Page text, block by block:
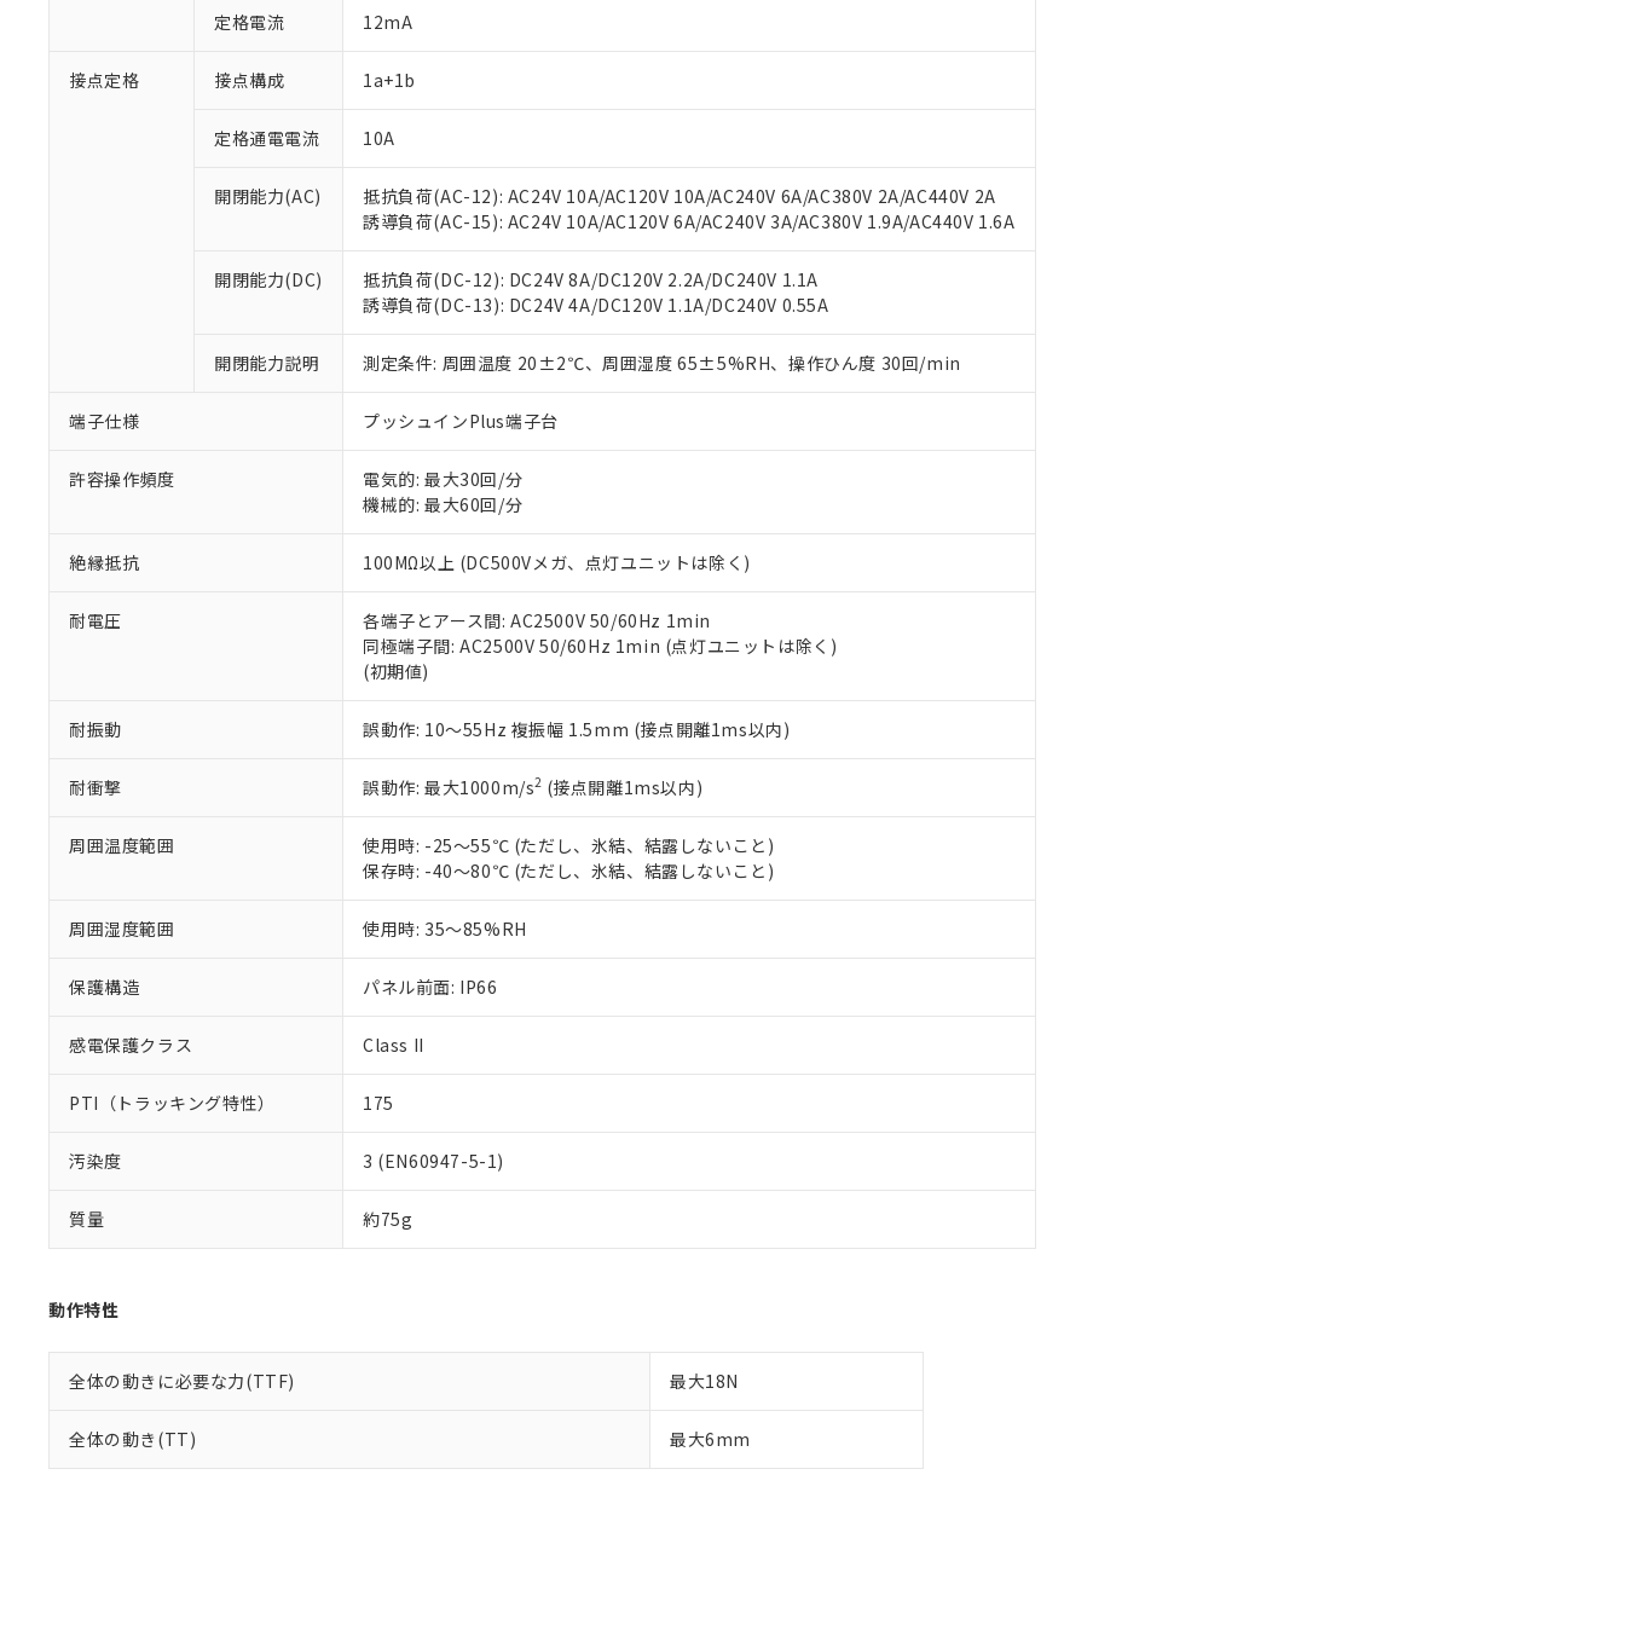
定格電流 12mA
接点定格 接点構成 1a+1b
定格通電電流 10A
開閉能力(AC)
抵抗負荷(AC-12): AC24V 10A/AC120V 10A/AC240V 6A/AC380V 2A/AC440V 2A
誘導負荷(AC-15): AC24V 10A/AC120V 6A/AC240V 3A/AC380V 1.9A/AC440V 1.6A
開閉能力(DC)
抵抗負荷(DC-12): DC24V 8A/DC120V 2.2A/DC240V 1.1A
誘導負荷(DC-13): DC24V 4A/DC120V 1.1A/DC240V 0.55A
開閉能力説明 測定条件: 周囲温度 20±2℃、周囲湿度 65±5%RH、操作ひん度 30回/min
端子仕様 プッシュインPlus端子台
許容操作頻度
電気的: 最大30回/分
機械的: 最大60回/分
絶縁抵抗 100MΩ以上 (DC500Vメガ、点灯ユニットは除く)
耐電圧
各端子とアース間: AC2500V 50/60Hz 1min
同極端子間: AC2500V 50/60Hz 1min (点灯ユニットは除く)
(初期値)
耐振動 誤動作: 10～55Hz 複振幅 1.5mm (接点開離1ms以内)
耐衝撃 誤動作: 最大1000m/s2 (接点開離1ms以内)
周囲温度範囲
使用時: -25～55℃ (ただし、氷結、結露しないこと)
保存時: -40～80℃ (ただし、氷結、結露しないこと)
周囲湿度範囲 使用時: 35～85%RH
保護構造 パネル前面: IP66
感電保護クラス Class II
PTI（トラッキング特性） 175
汚染度 3 (EN60947-5-1)
質量 約75g
動作特性
全体の動きに必要な力(TTF) 最大18N
全体の動き(TT) 最大6mm
ご利用条件
以下の条件をお読みいただき、同意のうえご利用ください。
本サービスは、当社制御機器事業取扱商品の当社在庫状況および標準価格(税抜)を提供させていただ
くものです。
当社制御機器事業取扱商品の中には、本サービスの対象外となる商品もあることをご了承ください。
在庫状況および標準価格照会結果は、記載している更新日時点での社内データに基づき作成されるも
のであり、閲覧された時点での実際の在庫および標準価格とは異なる場合があることをご了承くださ
い。
正式な納期状況および標準価格はお客様のお取引先、またはお客様担当のオムロン制御機器販売店・
当社販売員にご相談ください。
オムロン制御機器販売店や当社販売拠点は「販売ネットワーク
」をご確認ください。
在庫状況および標準価格結果を当社の事前の承諾なく第三者に漏洩または開示しないようお願いしま
す。
ている必要があります。
お客様が当ウェブサイト上で当社にご登録された部品リストについて、当社および当社の共同利用者
が、当社の製品・サービスに関するお客様との取引・商談に必要な範囲で利用することをご了承くだ
さい。
※当社の共同利用者とは、"個人情報の共同利用に関して"
の「1.共同利用者の範囲」に記載されて
いる法人を指します。
対応予定なし：EU RoHS指令（10物質）の非含有に非対応の商品で、対応品を出す予定はありません。
調査・確認中：EU RoHS指令（10物質）の非含有の対応状況を調査中または確認中の商品です。
非該当品：ライセンス料など無形物で、有害物質有無と関係のない商品です。
仕入先様の事情により、非含有部品としていたものが、含有品と判明した場合などやむを得ず変更すること
があります。
鉛(Pb) 1000ppm以下、 水銀(Hg) 1000ppm以下、 カドミウム(Cd) 100ppm以下、
六価クロム(Cr(Ⅵ)) 1000ppm以下、ポリ臭化ビフェニル類(PBB) 1000ppm以下、ポリ臭化ジフェニルエーテル類(PBDE) 1000ppm以下、
フタル酸ビス(2-エチルヘキシル) (DEHP)(別名：DOP) 1000ppm以下、フタル酸ブチルベンジル（BBP） 1000ppm以下、フタル酸ジブチ
ル（DBP） 1000ppm以下、フタル酸ジイソブチル (DIBP) 1000ppm以下
但し、RoHS指令で産業用監視および制御機器に対する適用除外項目は除く。
フタル酸エステル類の４物質については閾値を超える意図的な使用がないことを確認しています。
※2 対応予定月
部品在庫の切り替え状況などにより、予定月が前後することがあります。
※3 非含有証明書ダウンロード
下記の非含有証明書をダウンロードすることができます。
EU RoHS指令（10物質）の非含有証明書
51物質の非含有証明書（当社基準）
※本証明書は発行日時点で非含有を証明するもので、過去に遡って非含有を証明するものではありません。
また、RoHS指令のフタル酸エステル類４物質の対応では、対応完了までの期間は出荷製品に未対応品が
混在することから備考欄に対応日を記載しておりました。
既に当社にて対応品への在庫切替を完了していることから、特段のことがない限り、2022年1月12日よ
「○」：最大均質材料含有率が中国RoHSの基準値以下であることを示します。
「×」：最大均質材料含有率が中国RoHSの基準値を超えていることを示します。
「－」：未確認です。当社販売部門へお問い合わせください。
*中国RoHS10物質の基準値 (GB/T26572)：
Pb(鉛) :1000ppm、 Hg(水銀) : 1000ppm、 Cd(カドミウム) : 100ppm、
Cr(Ⅵ)(六価クロム) : 1000ppm、 PBBs(ポリ臭化ビフェニル類) : 1000ppm、 PBDEs(ポリ臭化ジフェニルエーテル類) : 1000ppm、
DBP(フタル酸ジブチル) : 1000ppm、 DIBP(フタル酸ジイソブチル) : 1000ppm、 BBP(フタル酸ブチルベンジル) : 1000ppm、
※2 環境保護使用期限
「ｅ」：有害物質（10物質）のすべてが基準値以下であることを示します。
「10」：通常の使用状況下において有害物質が外部に漏えいし、環境に深刻な影響を及ぼさない年数を意
味します。
「－」：未確認です。当社販売部門へお問い合わせください。
当社は、これら貴社製品のうち、外国為替および外国貿易法に定める商品（以下｢規制貨物等」とい
う）を輸出または国外への提供する場合は、日本国政府の輸出許可(または役務取引許可)を取得する
などの必要な手続きをとります。
ます。
当社は貴社製品を、核兵器、ミサイル、化学兵器、生物兵器またはその他武器並びにこれらの製造装
置等に一切使用いたしません。
当社は、貴社製品を第三者に販売する場合は、上記1、2および3の内容を当該第三者に通知します。
また当社は、販売先および販売に係わる関係者が違法に輸出するおそれがある場合は、取り引きをい
たしません。
記
号
説明
○ 一定数以上の在庫あり
△ 一定数には満たないが在庫あり
－
在庫なし(最新の在庫状況については、お客様のお取引先、またはお客様担当のオムロン制御
機器販売店・当社販売員にご確認ください)
空
白
受注生産機種、また在庫状況の情報を公開していない機種